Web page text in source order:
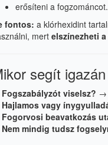
erősíteni a fogzománcot.
fontos: a klórhexidint
mert elszínezheti
segít
Fogszabályzót viselsz? →
Hajlamos vagy
Fogorvosi beavatkozás
Nem mindig tudsz